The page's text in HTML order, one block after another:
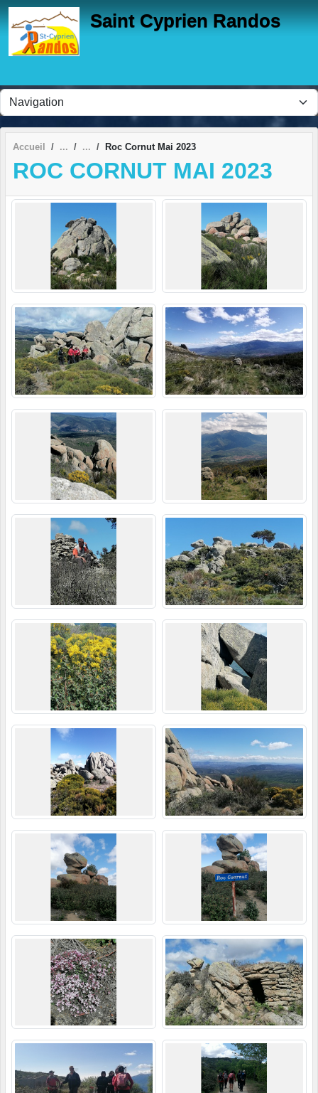
Saint Cyprien Randos
Accueil Roc Cornut Mai 2023
ROC CORNUT MAI 2023
Panneau de gestion des cookies